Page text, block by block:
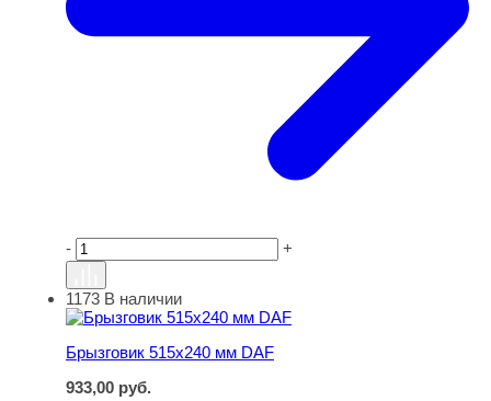
- +
Брызговик 515х240 мм DAF
1173 В наличии
Брызговик 515х240 мм DAF
933,00 руб.